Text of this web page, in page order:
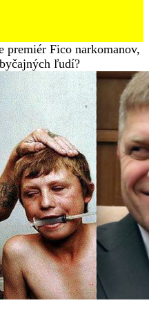
premiér Fico narkomanov,
ľudí?